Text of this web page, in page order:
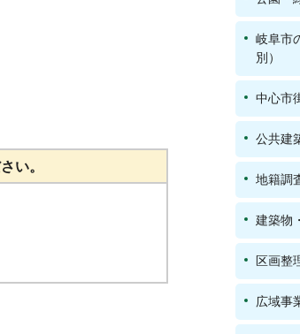
い。
岐阜市
別）
中心市
公共建
地籍調
建築物
区画整
広域事